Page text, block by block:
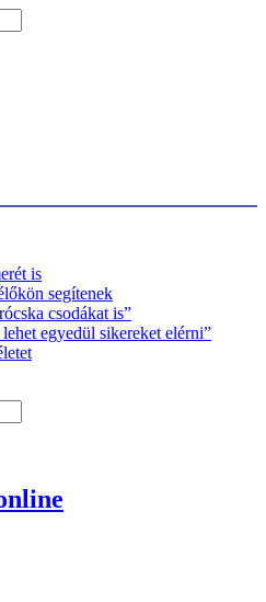
is
segítenek
csodákat is”
egyedül sikereket elérni”